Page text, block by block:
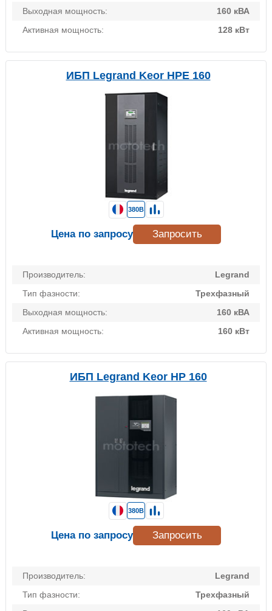
Выходная мощность:
160 кВА
Активная мощность:
128 кВт
ИБП Legrand Keor HPE 160
Производитель:
Legrand
Тип фазности:
Трехфазный
Выходная мощность:
160 кВА
Активная мощность:
160 кВт
380В
Цена по запросу Запросить
ИБП Legrand Keor HP 160
Производитель:
Legrand
Тип фазности:
Трехфазный
380В
Цена по запросу Запросить